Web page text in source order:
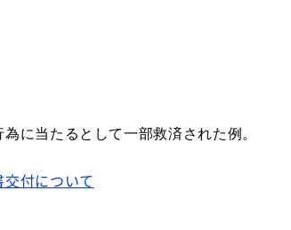
為に当たるとして一部救済された例 。
付について